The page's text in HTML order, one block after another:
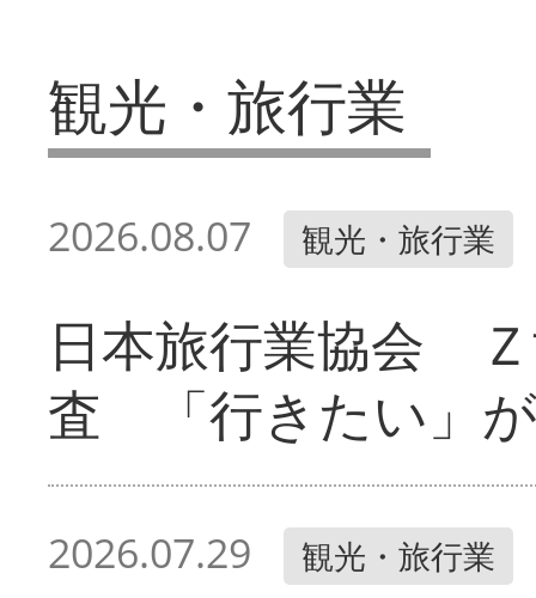
観光・旅行業
2026.08.07 観光・旅行業
日本旅行業協会
査 「行きたい」
2026.07.29 観光・旅行業